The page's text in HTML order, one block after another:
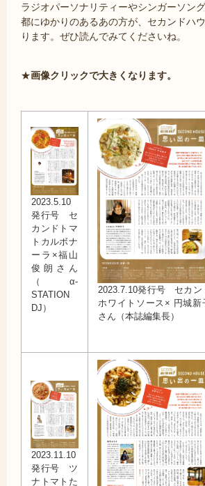
ラジオパーソナリティーやシンガーソン
都にゆかりのあるあの方が、セカンドハ
ります。ぜひ読んでみてくださいね。
★画像クリックで大きくなります。
2023.5.10
発行号 セ
カンドトマ
トカルボナ
ーラ×福山
俊朗さん
（α-
STATION
DJ）
2023.7.10発行号 セカン
ホワイトソース× 円城新
さん（本誌編集長）
2023.11.10
発行号 ツ
ナトマトた